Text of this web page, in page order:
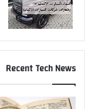
Recent Tech News